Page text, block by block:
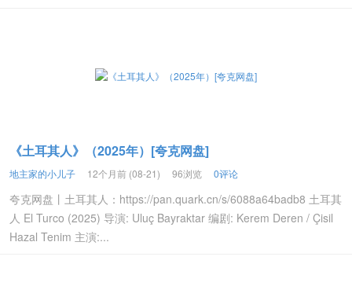
《土耳其人》（2025年）[夸克网盘]
地主家的小儿子 12个月前 (08-21) 96浏览 0评论
夸克网盘丨土耳其人：https://pan.quark.cn/s/6088a64badb8 土耳其
人 El Turco (2025) 导演: Uluç Bayraktar 编剧: Kerem Deren / Çisil
Hazal Tenim 主演:...